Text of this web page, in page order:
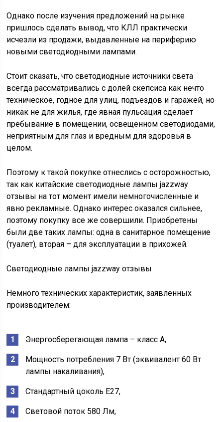
Однако после изучения предложений на рынке
пришлось сделать вывод, что КЛЛ практически
исчезли из продажи, выдавленные на периферию
новыми светодиодными лампами.
Стоит сказать, что светодиодные источники света
всегда рассматривались с долей скепсиса как нечто
техническое, годное для улиц, подъездов и гаражей, но
никак не для жилья, где явная пульсация сделает
пребывание в помещении, освещенном светодиодами,
неприятным для глаз и вредным для здоровья в
целом.
Поэтому к такой покупке отнеслись с осторожностью,
так как китайские светодиодные лампы jazzway
отзывы на тот момент имели немногочисленные и
явно рекламные. Однако интерес оказался сильнее,
поэтому покупку все же совершили. Приобретены
были две таких лампы: одна в санитарное помещение
(туалет), вторая – для эксплуатации в прихожей.
Cветодиодные лампы jazzway отзывы
Немного технических характеристик, заявленных
производителем:
Энергосберегающая лампа – класс А,
Мощность потребления 7 Вт (эквивалент 60 Вт
лампы накаливания),
Стандартный цоколь Е27,
Световой поток 580 Лм,